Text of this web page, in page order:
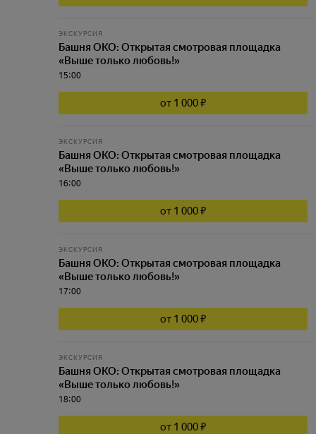
ЭКСКУРСИЯ
Башня ОКО: Открытая смотровая площадка
«Выше только любовь!»
15:00
от 1 000 ₽
ЭКСКУРСИЯ
Башня ОКО: Открытая смотровая площадка
«Выше только любовь!»
16:00
от 1 000 ₽
ЭКСКУРСИЯ
Башня ОКО: Открытая смотровая площадка
«Выше только любовь!»
17:00
от 1 000 ₽
ЭКСКУРСИЯ
Башня ОКО: Открытая смотровая площадка
«Выше только любовь!»
18:00
от 1 000 ₽